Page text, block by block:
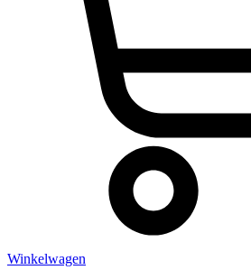
Winkelwagen